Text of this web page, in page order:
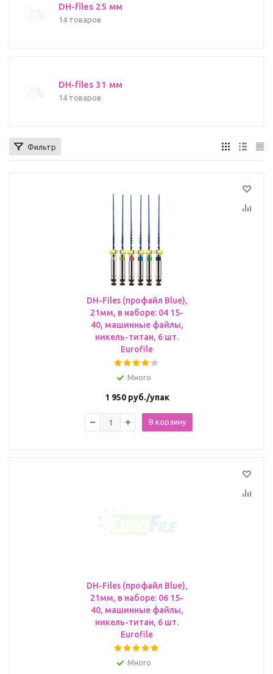
DH-files 25 мм
14 товаров
DH-files 31 мм
14 товаров
Фильтр
DH-Files (профайл Blue),
21мм, в наборе: 04 15-
40, машинные файлы,
никель-титан, 6 шт.
Eurofile
Много
1 950руб./упак
В корзину
DH-Files (профайл Blue),
21мм, в наборе: 06 15-
40, машинные файлы,
никель-титан, 6 шт.
Eurofile
Много